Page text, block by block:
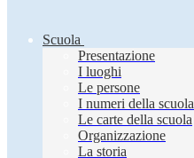
Scuola
Presentazione
I luoghi
Le persone
I numeri della scuola
Le carte della scuola
Organizzazione
La storia